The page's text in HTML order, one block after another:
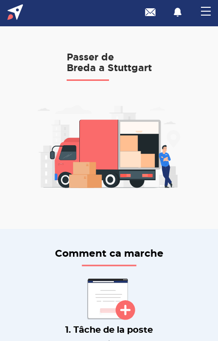
Passer de
Breda a Stuttgart
Comment ca marche
1. Tâche de la poste